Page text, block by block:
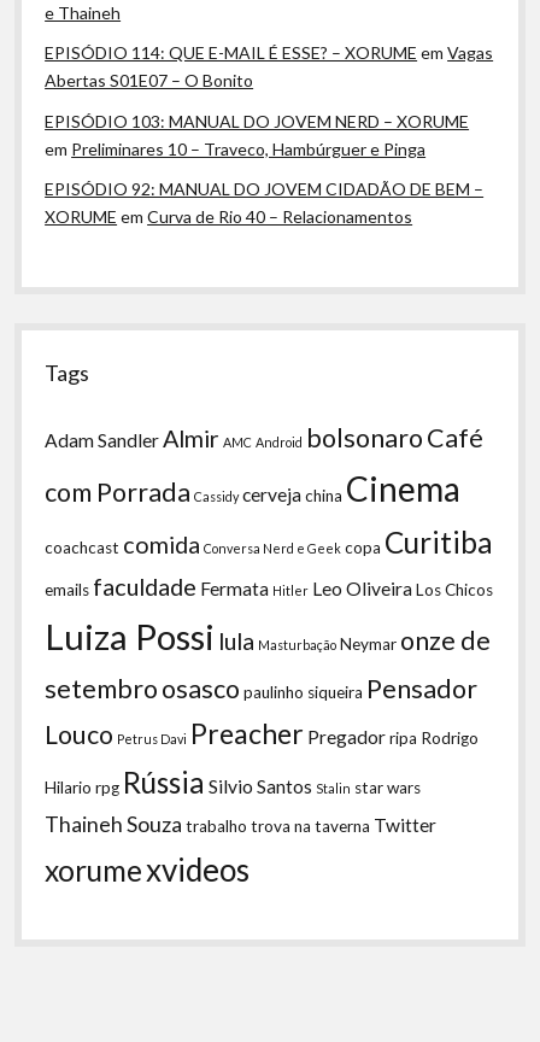
e Thaineh
EPISÓDIO 114: QUE E-MAIL É ESSE? – XORUME emVagas
Abertas S01E07 – O Bonito
EPISÓDIO 103: MANUAL DO JOVEM NERD – XORUME
em Preliminares 10 – Traveco, Hambúrguer e Pinga
EPISÓDIO 92: MANUAL DO JOVEM CIDADÃO DE BEM –
XORUME emCurva de Rio 40 – Relacionamentos
Tags
Adam Sandler Almir AMC Android bolsonaroCafé
com Porrada Cassidy cervejachina Cinema
coachcast comida Conversa Nerd e Geek copa Curitiba
emails faculdade Fermata Hitler Leo OliveiraLos Chicos
Luiza Possi lula Masturbação Neymar onze de
setembroosasco paulinho siqueira Pensador
Louco Petrus Davi Preacher Pregadorripa Rodrigo
Hilario rpg Rússia Silvio Santos Stalin star wars
Thaineh Souza trabalho trova na taverna Twitter
xorumexvideos